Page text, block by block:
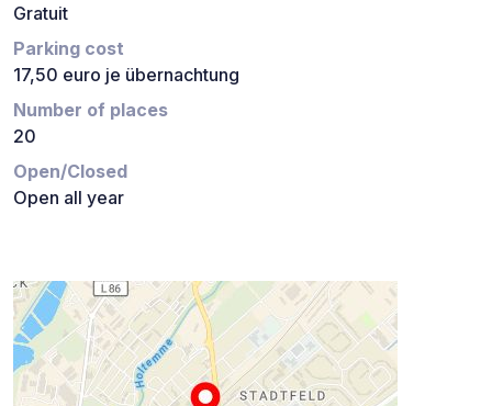
Gratuit
Parking cost
17,50 euro je übernachtung
Number of places
20
Open/Closed
Open all year